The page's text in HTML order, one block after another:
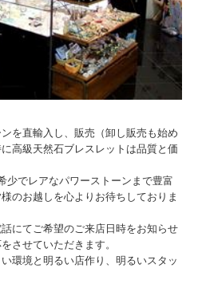
を直輸入し、販売（卸し販売も始め
高級天然石ブレスレットは品質と価
少でレアなパワーストーンまで豊富
のお越しを心よりお待ちしておりま
にてご希望のご来店日時をお知らせ
させていただきます。
環境と明るい店作り、明るいスタッ